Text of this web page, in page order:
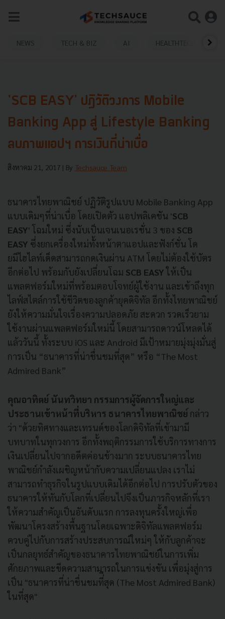
NEWS TECH & BIZ AI HEALTHTECH
'SCB EASY' ปฏิวัติวงการ Mobile
Banking App สู่ Lifestyle Banking
ลบภาพแอปฯ การเงินที่น่าเบื่อ
สิงหาคม 21, 2017 | By Techsauce Team
ธนาคารไทยพาณิชย์ ปฏิวัติรูปแบบ Mobile Banking App
แบบเดิมๆที่น่าเบื่อ โดยเปิดตัว แอปพลิเคชัน 'SCB
EASY' โฉมใหม่ ซึ่งนับเป็นเจนเนอเรชั่น 3 ของ SCB
EASY ซึ่งยกเครื่องใหม่ทั้งหน้าตาแอปและฟังก์ชั่น โด
ยมีไฮไลท์เด็ดสามารถกดเงินผ่าน ATM โดยไม่ต้องใช้บัตร
อีกต่อไป พร้อมกับยังเปลี่ยนโฉม SCB EASYให้เป็น
แพลตฟอร์มใหม่ที่พร้อมตอบโจทย์ผู้ใช้งาน และเข้าถึงทุก
ไลฟ์สไตล์การใช้ชีวิตของลูกค้ายุคดิจิทัล อีกทั้งไทยพาณิชย์
ยังให้ความมั่นใจเรื่องความปลอดภัย สะดวก รวดเร็วยาม
ใช้งานผ่านแพลตฟอร์มใหม่นี้ โดยสามารถดาวน์โหลดได้
แล้ววันนี้ ทั้งระบบ iOS และ Android มีเป้าหมายมุ่งมุ่งมั่นสู่
การเป็น “ธนาคารที่น่าชื่นชมที่สุด” หรือ “The Most
Admired Bank”
คุณอาทิตย์ นันทวิทยา กรรมการผู้จัดการใหญ่และ
ประธานเข้าหน้าที่บริหาร ธนาคารไทยพาณิชย์ กล่าว
ว่า "ด้วยทิศทางและเทรนด์ของโลกดิจิทัลที่เข้ามามี
บทบาทในทุกวงการ อีกทั้งพฤติกรรมการใช้บริการทางการ
เงินเปลี่ยนไปจากอดีตค่อนข้างมาก ระบบธนาคารไทย
พาณิชย์กำลังเผชิญหน้ากับความเปลี่ยนแปลง เราไม่
สามารถทำธุรกิจในรูปแบบเดิมได้อีกต่อไป การปรับตัวของ
ธนาคารให้ทันกับโลกที่เปลี่ยนไปจึงเป็นภารกิจหลักที่เรา
ให้ความสำคัญเป็นอันดับแรก การลงทุนครั้งใหญ่เพื่อ
พัฒนาโครงสร้างพื้นฐานโดยเฉพาะดิจิทัลแพลตฟอร์ม
ควบคู่ไปกับการสร้างประสบการณ์ใหม่ๆ ให้กับลูกค้าจะ
เป็นกลยุทธ์สำคัญของธนาคารไทยพาณิชย์ในการเพิ่ม
ศักยภาพและขีดความสามารถในการแข่งขัน เพื่อมุ่งสู่การ
เป็น "ธนาคารที่น่าชื่นชมที่ืสุด (The Most Admired Bank)
ในที่สุด"